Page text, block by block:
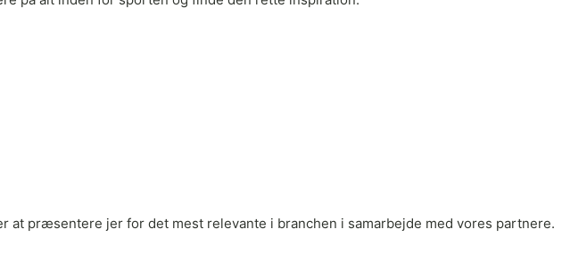
præsentere jer for det mest relevante i branchen i samarbejde med vores partnere.